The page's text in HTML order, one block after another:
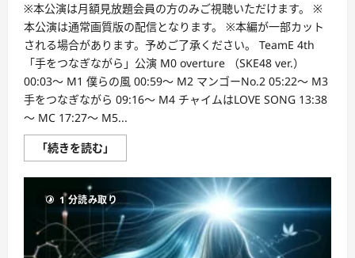
ト
で
音
楽
の
楽
し
さ
を
わ
う！
楽
教
室
に
つ
い
て
さ
ら
※本公演は月額見放題会員の方のみご視聴いただけます。 ※
本公演は通常画質版の配信となります。 ※本編が一部カット
される場合があります。予めご了承ください。 TeamE 4th
「手をつなぎながら」公演 M0 overture （SKE48 ver.）
00:03～ M1 僕らの風 00:59～ M2 マンゴーNo.2 05:22～ M3
手をつなぎながら 09:16～ M4 チャイムはLOVE SONG 13:38
～ MC 17:27～ M5...
「続きを読む」
バ
バ
ル
配
信】
2015
年
7
1 分読み取り